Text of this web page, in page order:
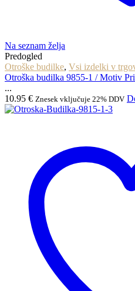
Na seznam želja
Predogled
Otroške budilke, Vsi izdelki v
Otroška budilka 9855-1 / Motiv
...
10.95 € Znesek vključuje 22% DDV